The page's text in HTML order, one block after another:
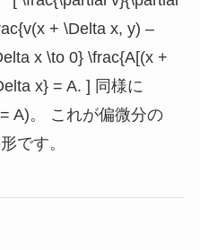
+ \Delta x, y) –
x \to 0} \frac{A[(x +
x} = A. ] 同様に
A)。 これが偏微分の
です。